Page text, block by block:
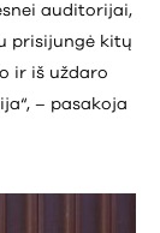
auditorijai,
prisijungė kitų
ir iš uždaro
– pasakoja